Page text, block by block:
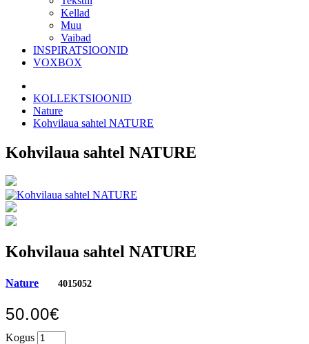
Kellad
Muu
Vaibad
INSPIRATSIOONID
VOXBOX
KOLLEKTSIOONID
Nature
Kohvilaua sahtel NATURE
Kohvilaua sahtel NATURE
Kohvilaua sahtel NATURE
Nature 4015052
50.00€
Kogus